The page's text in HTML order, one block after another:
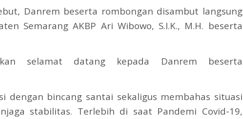
Danrem beserta rombongan disambut langsung
Semarang AKBP Ari Wibowo, S.I.K., M.H. beserta
selamat datang kepada Danrem beserta
dengan bincang santai sekaligus membahas situasi
stabilitas. Terlebih di saat Pandemi Covid-19,